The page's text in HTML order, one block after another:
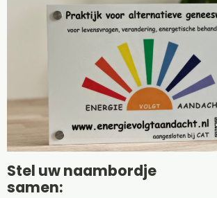
Stel uw naambordje
samen: